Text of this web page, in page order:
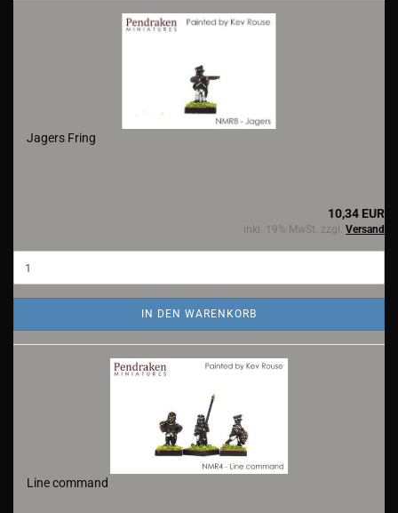
Jagers Fring
10,34 EUR
inkl. 19% MwSt. zzgl. Versand
IN DEN WARENKORB
Line command